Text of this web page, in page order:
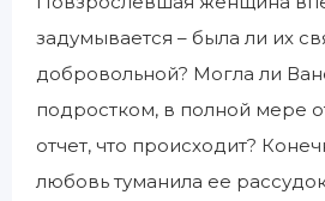
задумывается – была ли их
добровольной? Могла ли
подростком, в полной мере
отчет, что происходит?
любовь туманила ее